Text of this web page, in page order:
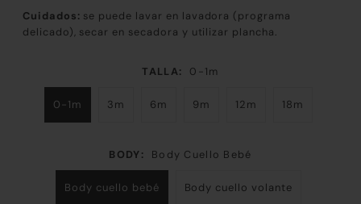
Cuidados: se puede lavar en lavadora (programa
delicado), secar en secadora y utilizar plancha.
TALLA: 0-1m
0-1m 3m 6m 9m 12m 18m
BODY: Body Cuello Bebé
Body cuello bebé Body cuello volante